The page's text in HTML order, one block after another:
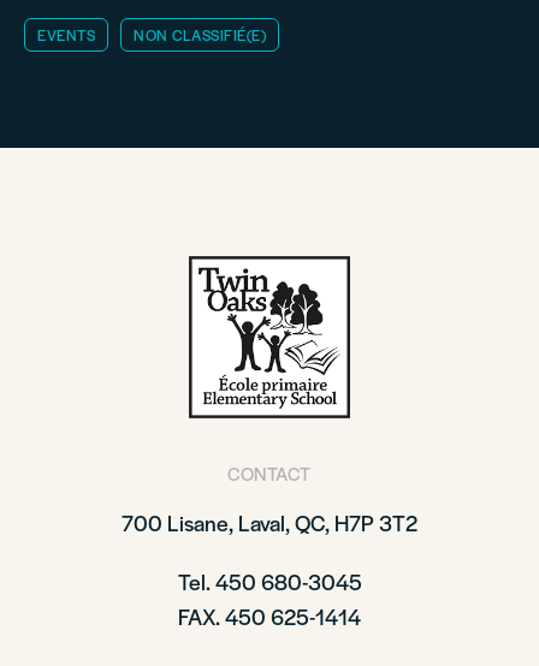
EVENTS NON CLASSIFIÉ(E)
CONTACT
700 Lisane, Laval, QC, H7P 3T2
Tel. 450 680-3045
FAX. 450 625-1414